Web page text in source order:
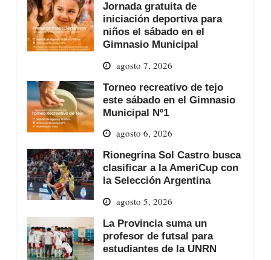
Jornada gratuita de
iniciación deportiva para
niños el sábado en el
Gimnasio Municipal
agosto 7, 2026
Torneo recreativo de tejo
este sábado en el Gimnasio
Municipal Nº1
agosto 6, 2026
Rionegrina Sol Castro busca
clasificar a la AmeriCup con
la Selección Argentina
agosto 5, 2026
La Provincia suma un
profesor de futsal para
estudiantes de la UNRN